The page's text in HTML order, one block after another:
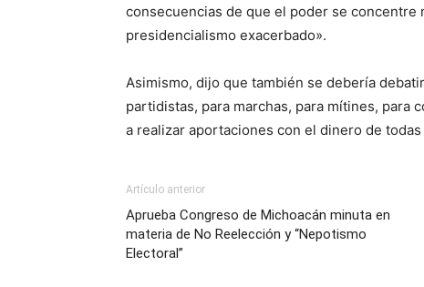
consecuencias de que el poder se concentre
presidencialismo exacerbado».
Asimismo, dijo que también se debería
partidistas, para marchas, para mítines, para
a realizar aportaciones con el dinero de
Artículo anterior
Aprueba Congreso de Michoacán minuta en
materia de No Reelección y “Nepotismo
Electoral”